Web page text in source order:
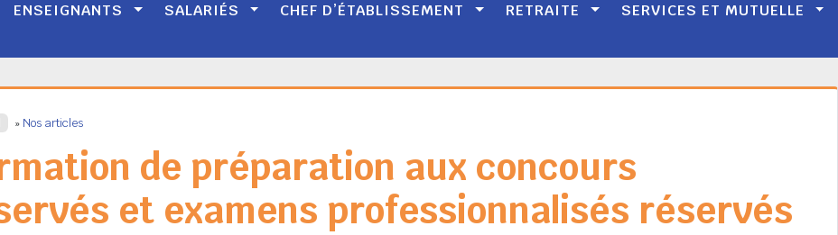
ENSEIGNANTS SALARIÉS CHEF D’ÉTABLISSEMENT RETRAITE SERVICES ET MUTUELLE
» Nos articles
de préparation aux concours
et examens professionnalisés réservés